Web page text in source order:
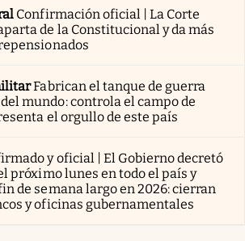
Confirmación oficial | La Corte
de la Constitucional y da más
Fabrican el tanque de guerra
mundo: controla el campo de
el orgullo de este país
y oficial | El Gobierno decretó
próximo lunes en todo el país y
de semana largo en 2026: cierran
y oficinas gubernamentales